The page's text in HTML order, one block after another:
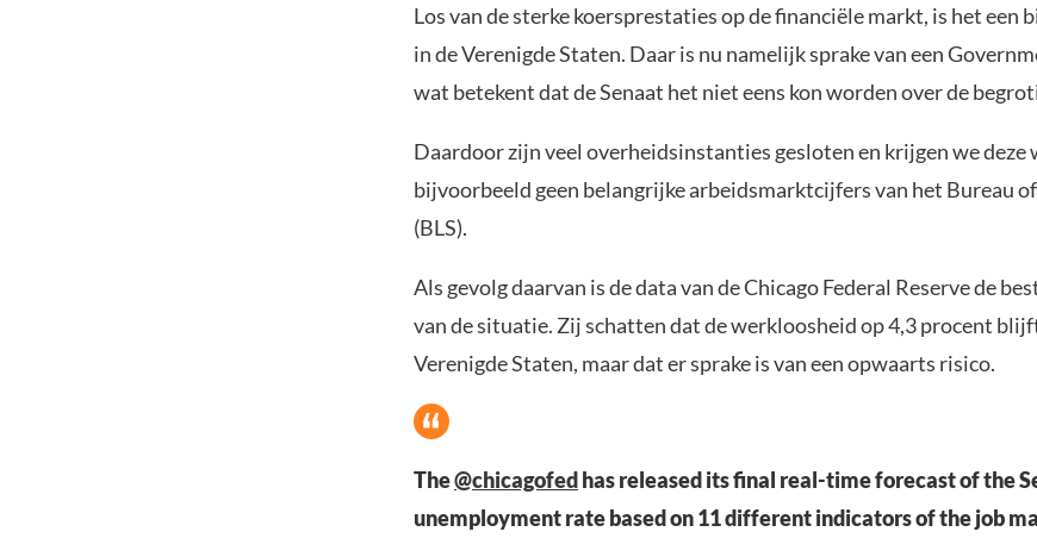
Los van de sterke koersprestaties op de financiële markt, is het een
in de Verenigde Staten. Daar is nu namelijk sprake van een
wat betekent dat de Senaat het niet eens kon worden over de
Daardoor zijn veel overheidsinstanties gesloten en krijgen we deze
bijvoorbeeld geen belangrijke arbeidsmarktcijfers van het Bureau
(BLS).
Als gevolg daarvan is de data van de Chicago Federal Reserve de
van de situatie. Zij schatten dat de werkloosheid op 4,3 procent
Verenigde Staten, maar dat er sprake is van een opwaarts risico.
The@chicagofedhas released its final real-time forecast of the
unemployment rate based on 11 different indicators of the job